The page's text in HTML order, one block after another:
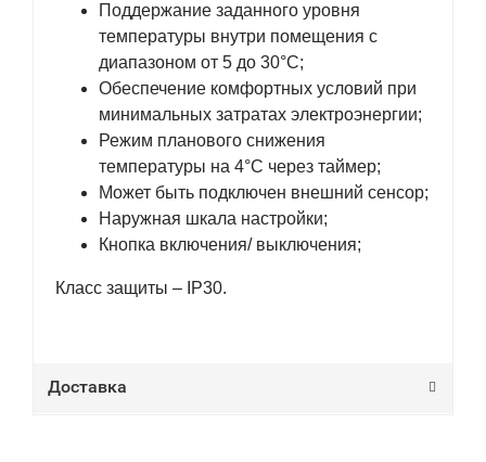
Поддержание заданного уровня
температуры внутри помещения с
диапазоном от 5 до 30°C;
Обеспечение комфортных условий при
минимальных затратах электроэнергии;
Режим планового снижения
температуры на 4°C через таймер;
Может быть подключен внешний сенсор;
Наружная шкала настройки;
Кнопка включения/ выключения;
Класс защиты – IP30.
Доставка